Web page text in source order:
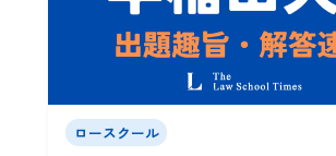
ロースクール